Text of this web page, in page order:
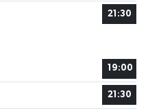
21:30
19:00
21:30